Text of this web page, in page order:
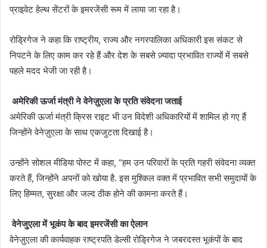
प्राइवेट हेल्थ सेंटरों के इमरजेंसी रूम में लाया जा रहा है।
रोड्रिगेज ने कहा कि राष्ट्रीय, राज्य और नगरपालिका अधिकारी इस संकट से
निपटने के लिए काम कर रहे हैं और देश के सबसे ज़्यादा प्रभावित राज्यों में सबसे
पहले मदद भेजी जा रही है।
अमेरिकी ऊर्जा मंत्री ने वेनेज़ुएला के प्रति संवेदना जताई
अमेरिकी ऊर्जा मंत्री क्रिस राइट भी उन विदेशी अधिकारियों में शामिल हो गए हैं
जिन्होंने वेनेज़ुएला के साथ एकजुटता दिखाई है।
उन्होंने सोशल मीडिया पोस्ट में कहा, “हम उन परिवारों के प्रति गहरी संवेदना व्यक्त
करते हैं, जिन्होंने अपनों को खोया है. इस मुश्किल वक्त में प्रभावित सभी समुदायों के
लिए हिम्मत, सुरक्षा और जल्द ठीक होने की कामना करते हैं।
वेनेजुएला में भूकंप के बाद इमरजेंसी का ऐलान
वेनेज़ुएला की कार्यवाहक राष्ट्रपति डेल्सी रोड्रिगेज ने जबरदस्त भूकंपों के बाद